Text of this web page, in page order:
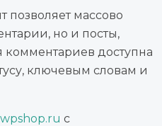
позволяет массово
но и посты,
комментариев доступна
ключевым словам и
wpshop.ru с